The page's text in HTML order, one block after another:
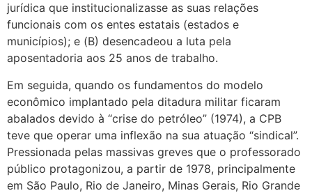
jurídica que institucionalizasse as suas relações
funcionais com os entes estatais (estados e
municípios); e (B) desencadeou a luta pela
aposentadoria aos 25 anos de trabalho.
Em seguida, quando os fundamentos do modelo
econômico implantado pela ditadura militar ficaram
abalados devido à “crise do petróleo” (1974), a CPB
teve que operar uma inflexão na sua atuação “sindical”.
Pressionada pelas massivas greves que o professorado
público protagonizou, a partir de 1978, principalmente
em São Paulo, Rio de Janeiro, Minas Gerais, Rio Grande